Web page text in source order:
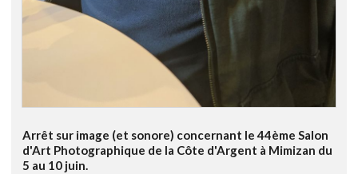
Arrêt sur image (et sonore) concernant le 44ème Salon
d'Art Photographique de la Côte d'Argent à Mimizan du
5 au 10 juin.